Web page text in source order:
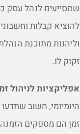
שמסייעים לנהל עסק
להוציא קבלות
וליהנות מתוכנת
זקוק לו.
אפליקציות לניהול
היומיומי, חשוב
זמן הם מספקים